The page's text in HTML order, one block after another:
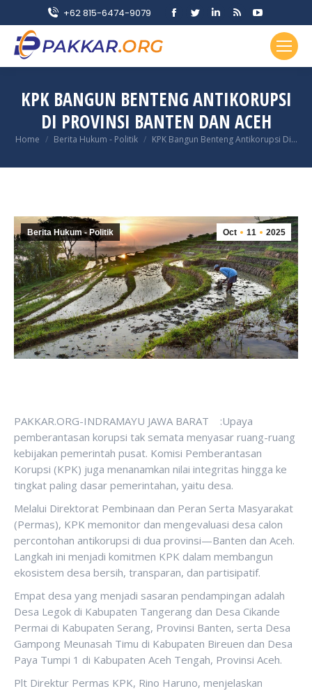
+62 815-6474-9079
Facebook
in
window
Twitter
in
window
Linkedin
in
window
Rss
opens
in
window
YouTube
page
opens
in
window
KPK BANGUN BENTENG ANTIKORUPSI
DI PROVINSI BANTEN DAN ACEH
You are here:
Home Berita Hukum - Politik KPK Bangun Benteng Antikorupsi Di…
Oct 11 2025
Berita Hukum - Politik
PAKKAR.ORG-INDRAMAYU JAWA BARAT :Upaya
pemberantasan korupsi tak semata menyasar ruang-ruang
kebijakan pemerintah pusat. Komisi Pemberantasan
Korupsi (KPK) juga menanamkan nilai integritas hingga ke
tingkat paling dasar pemerintahan, yaitu desa.
Melalui Direktorat Pembinaan dan Peran Serta Masyarakat
(Permas), KPK memonitor dan mengevaluasi desa calon
percontohan antikorupsi di dua provinsi—Banten dan Aceh.
Langkah ini menjadi komitmen KPK dalam membangun
ekosistem desa bersih, transparan, dan partisipatif.
Empat desa yang menjadi sasaran pendampingan adalah
Desa Legok di Kabupaten Tangerang dan Desa Cikande
Permai di Kabupaten Serang, Provinsi Banten, serta Desa
Gampong Meunasah Timu di Kabupaten Bireuen dan Desa
Paya Tumpi 1 di Kabupaten Aceh Tengah, Provinsi Aceh.
Plt Direktur Permas KPK, Rino Haruno, menjelaskan